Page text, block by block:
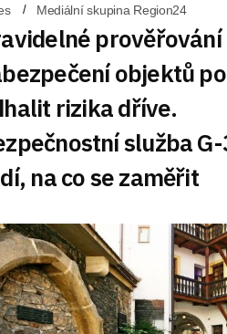
Mediální skupina Region24
prověřování
objektů
rizika dříve.
služba
na co se zaměřit